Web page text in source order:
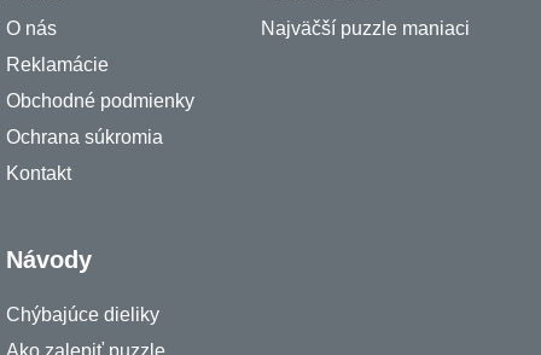
O nás
Reklamácie
Obchodné podmienky
Ochrana súkromia
Kontakt
Najväčší puzzle maniaci
Návody
Chýbajúce dieliky
Ako zalepiť puzzle